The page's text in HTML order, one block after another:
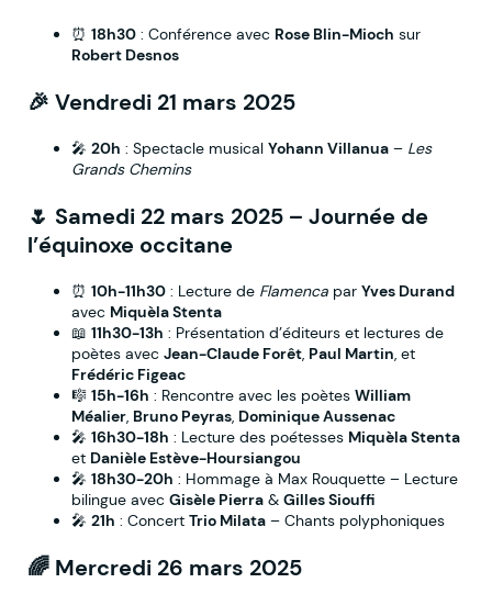
⏰ 18h30 : Conférence avec Rose Blin-Mioch sur
Robert Desnos
🎉 Vendredi 21 mars 2025
🎤 20h : Spectacle musical Yohann Villanua – Les
Grands Chemins
🌷 Samedi 22 mars 2025 – Journée de
l’équinoxe occitane
⏰ 10h-11h30 : Lecture de Flamenca par Yves Durand
avec Miquèla Stenta
📖 11h30-13h : Présentation d’éditeurs et lectures de
poètes avec Jean-Claude Forêt, Paul Martin, et
Frédéric Figeac
🎼 15h-16h : Rencontre avec les poètes William
Méalier, Bruno Peyras, Dominique Aussenac
🎤 16h30-18h : Lecture des poétesses Miquèla Stenta
et Danièle Estève-Hoursiangou
🎤 18h30-20h : Hommage à Max Rouquette – Lecture
bilingue avec Gisèle Pierra & Gilles Siouffi
🎤 21h : Concert Trio Milata – Chants polyphoniques
🌈 Mercredi 26 mars 2025